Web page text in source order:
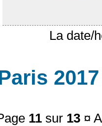
La date/
11 sur 13 ¤